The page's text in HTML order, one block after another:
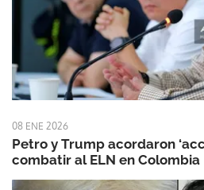
08 ENE 2026
Petro y Trump acordaron
combatir al ELN en Colombia